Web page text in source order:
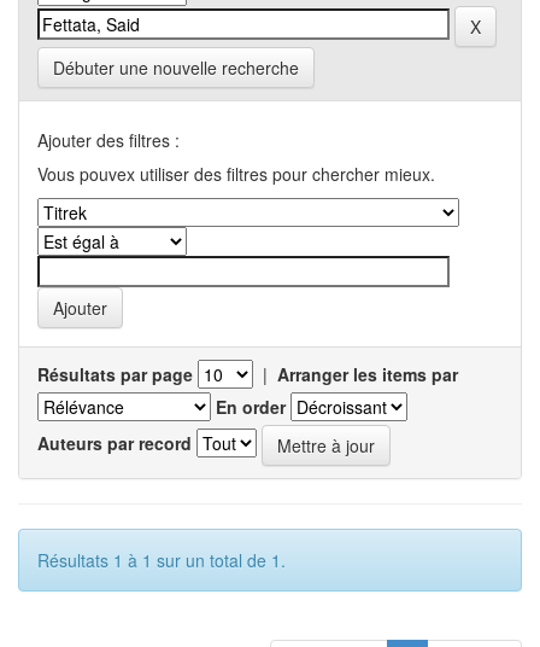
Débuter une nouvelle recherche
Ajouter des filtres :
Vous pouvex utiliser des filtres pour chercher mieux.
Résultats par page | Arranger les items par
En order
Auteurs par record
Résultats 1 à 1 sur un total de 1.